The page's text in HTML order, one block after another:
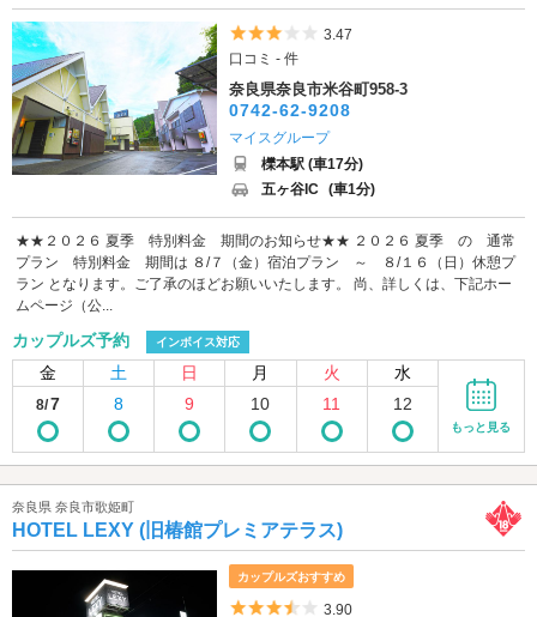
5つ星のうち3
3.47
口コミ - 件
奈良県奈良市米谷町958-3
0742-62-9208
マイスグループ
櫟本駅 (車17分)
五ヶ谷IC (車1分)
★★２０２６ 夏季 特別料金 期間のお知らせ★★ ２０２６ 夏季 の 通常
プラン 特別料金 期間は ８/７（金）宿泊プラン ～ ８/１６（日）休憩プ
ラン となります。ご了承のほどお願いいたします。 尚、詳しくは、下記ホー
ムページ（公...
カップルズ予約 インボイス対応
金 土 日 月 火 水
8/7 8 9 10 11 12
もっと見る
奈良県 奈良市歌姫町
HOTEL LEXY (旧椿館プレミアテラス)
カップルズおすすめ
5つ星のうち3.5
3.90